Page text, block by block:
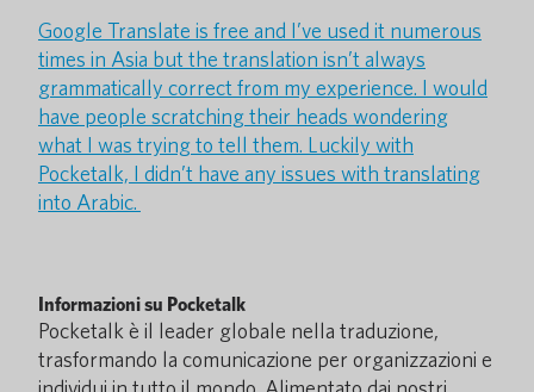
Google Translate is free and I’ve used it numerous
times in Asia but the translation isn’t always
grammatically correct from my experience. I would
have people scratching their heads wondering
what I was trying to tell them. Luckily with
Pocketalk, I didn’t have any issues with translating
into Arabic.
Informazioni su Pocketalk
Pocketalk è il leader globale nella traduzione,
trasformando la comunicazione per organizzazioni e